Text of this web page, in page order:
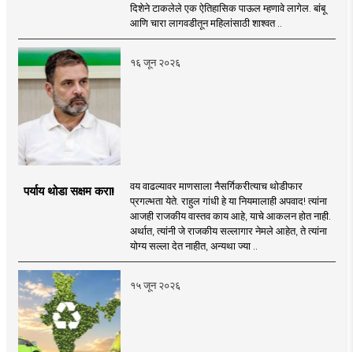
दिशेने टाकलेले एक ऐतिहासिक पाऊल म्हणावे लागेल. बांबू
आणि चारा लागवडीतून महिलांसाठी शाश्वत ..
१६ जून २०२६
पर्याय थोडा सक्षम करा!
वय वाढल्यावर माणसाला नैसर्गिकरीत्याच थोडीफार
प्रगल्भता येते. राहुल गांधी हे या नियमालाही अपवाद! त्यांना
आजही राजकीय वास्तव काय आहे, याचे आकलन होत नाही.
अर्थात, त्यांनी जे राजकीय सल्लागार नेमले आहेत, ते त्यांना
योग्य सल्ला देत नाहीत, अन्यथा ज्या ..
१५ जून २०२६